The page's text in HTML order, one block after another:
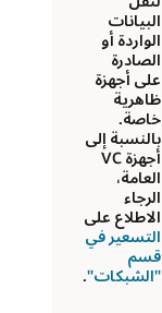
البيانات
الواردة أو
الصادرة
على أجهزة
ظاهرية
خاصة.
بالنسبة إلى
أجهزة VC
العامة،
الرجاء
الاطلاع على
التسعير في
قسم
"الشبكات".